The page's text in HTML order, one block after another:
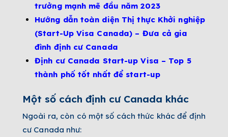
trưởng mạnh mẽ đầu năm 2023
Hướng dẫn toàn diện Thị thực Khởi nghiệp
(Start-Up Visa Canada) – Đưa cả gia
đình định cư Canada
Định cư Canada Start-up Visa – Top 5
thành phố tốt nhất để start-up
Một số cách định cư Canada khác
Ngoài ra, còn có một số cách thức khác để định
cư Canada như: